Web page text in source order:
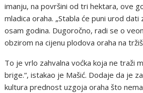
imanju, na površini od tri hektara, ove
mladica oraha. „Stabla će puni urod dati
osam godina. Dugoročno, radi se o
obzirom na cijenu plodova oraha na
To je vrlo zahvalna voćka koja ne traži
brige.“, istakao je Mašić. Dodaje da je
kultura prednost uzgoja oraha što